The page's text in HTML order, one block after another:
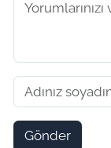
Gönder